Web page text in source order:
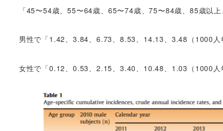
「45〜54歳、55〜64歳、65〜74歳、75〜84歳、85歳以
男性で「1.42、3.84、6.73、8.53、14.13、3.48（1000人
女性で「0.12、0.53、2.15、3.40、10.48、1.03（1000人